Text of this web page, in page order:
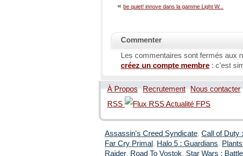
« be quiet! innove dans la gamme Light W...
Commenter
Les commentaires sont fermés aux
créez un compte membre : c'est
À Propos Recrutement Nous contacter
RSS
Assassin's Creed Syndicate, Call of Duty
Far Cry Primal , Halo 5 : Guardians,
Raider, Road To Vostok, Star Wars :